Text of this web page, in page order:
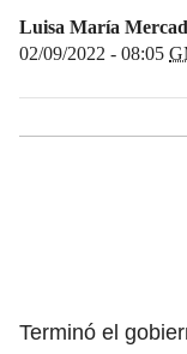
Luisa María
02/09/2022 - 08:05
Terminó el